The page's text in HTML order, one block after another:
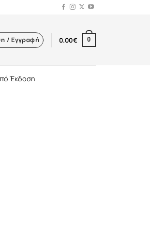
/ Εγγραφή 0.00€ 0
Έκδοση